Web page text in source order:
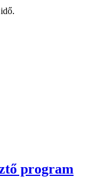
program